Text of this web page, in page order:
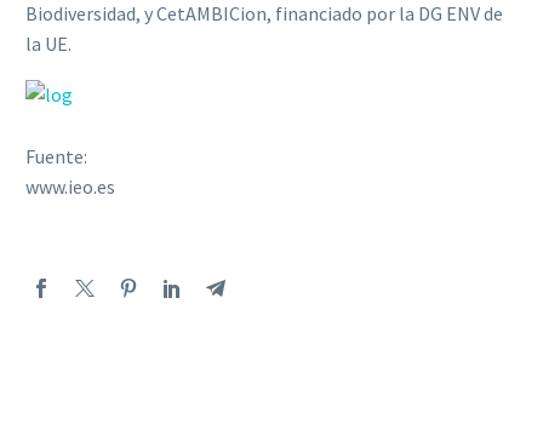
Biodiversidad, y CetAMBICion, financiado por la DG ENV de
la UE.
Fuente:
www.ieo.es